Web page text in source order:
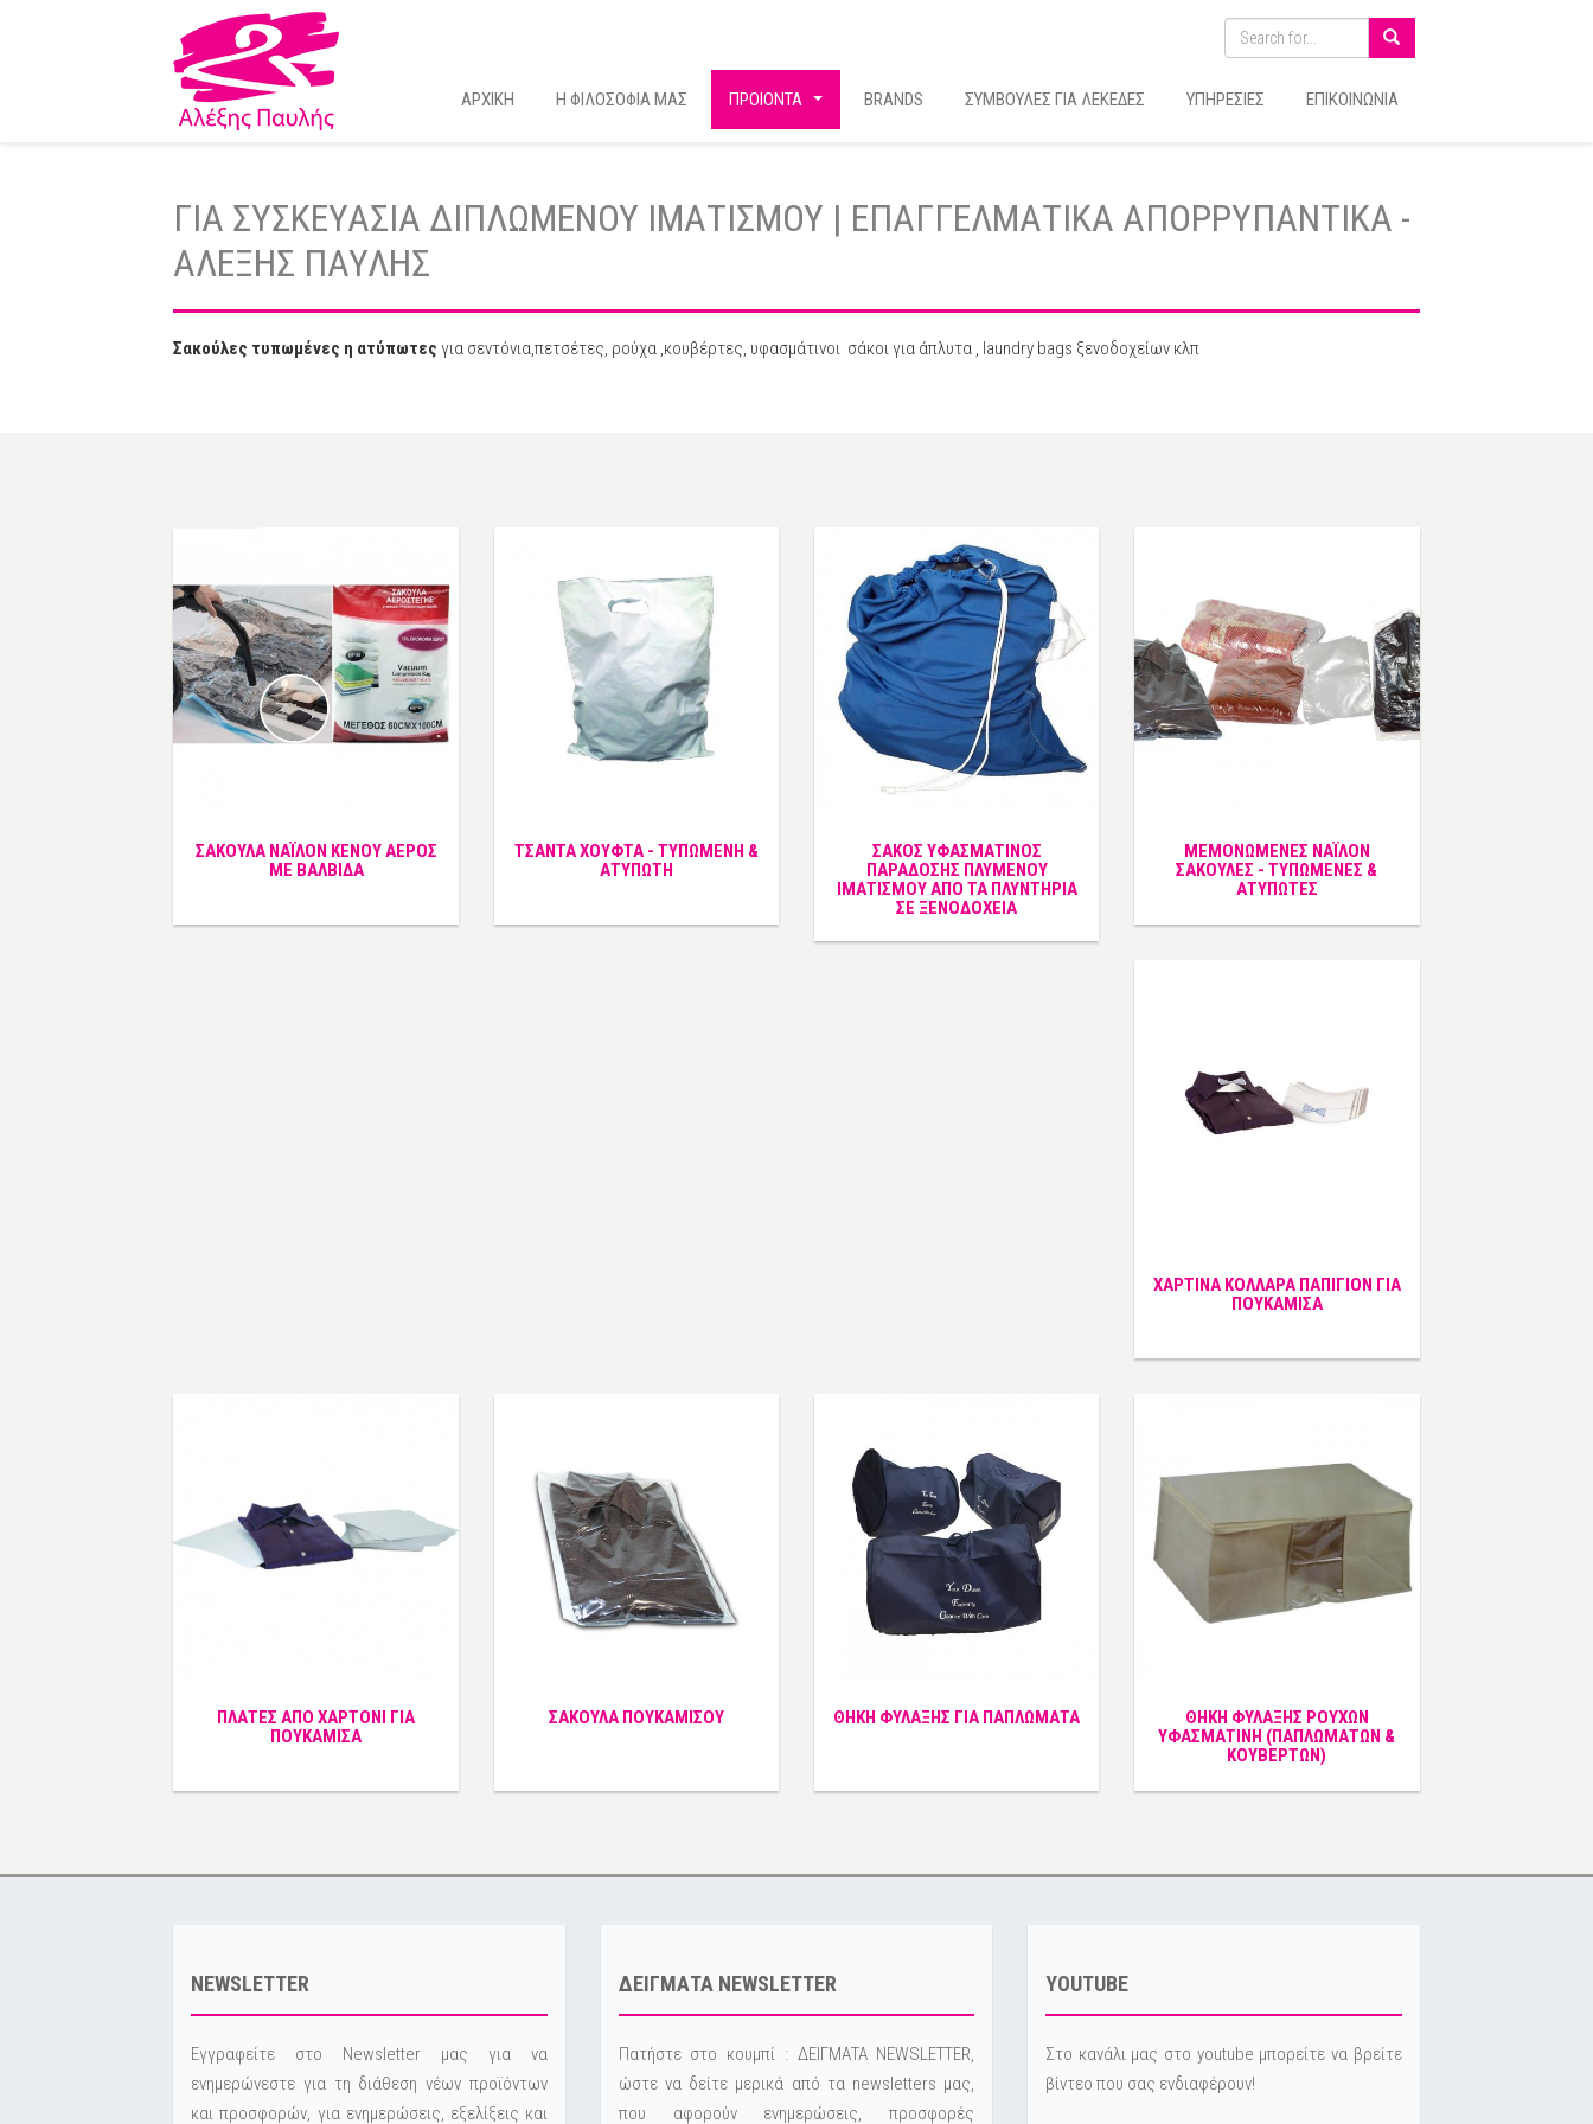
ΓΙΑ ΣΥΣΚΕΥΑΣΙΑ ΔΙΠΛΩΜΕΝΟΥ ΙΜΑΤΙΣΜΟΥ | ΕΠΑΓΓΕΛΜΑΤΙΚΑ ΑΠΟΡΡΥΠΑΝΤΙΚΑ -
ΑΛΕΞΗΣ ΠΑΥΛΗΣ
Σακούλες τυπωμένες η ατύπωτες για σεντόνια,πετσέτες, ρούχα ,κουβέρτες, υφασμάτινοι σάκοι για άπλυτα , laundry bags ξενοδοχείων κλπ
ΣΑΚΟΥΛΑ ΝΑΪΛΟΝ ΚΕΝΟΥ ΑΕΡΟΣ
ΜΕ ΒΑΛΒΙΔΑ
ΤΣΑΝΤΑ ΧΟΥΦΤΑ - ΤΥΠΩΜΕΝΗ &
ΑΤΥΠΩΤΗ
ΣΑΚΟΣ ΥΦΑΣΜΑΤΙΝΟΣ
ΠΑΡΑΔΟΣΗΣ ΠΛΥΜΕΝΟΥ
ΙΜΑΤΙΣΜΟΥ ΑΠΟ ΤΑ ΠΛΥΝΤΗΡΙΑ
ΣΕ ΞΕΝΟΔΟΧΕΙΑ
ΜΕΜΟΝΩΜΕΝΕΣ ΝΑΪΛΟΝ
ΣΑΚΟΥΛΕΣ - ΤΥΠΩΜΕΝΕΣ &
ΑΤΥΠΩΤΕΣ
ΧΑΡΤΙΝΑ ΚΟΛΛΑΡΑ ΠΑΠΙΓΙΟΝ ΓΙΑ
ΠΟΥΚΑΜΙΣΑ
ΠΛΑΤΕΣ ΑΠΟ ΧΑΡΤΟΝΙ ΓΙΑ
ΠΟΥΚΑΜΙΣΑ
ΣΑΚΟΥΛΑ ΠΟΥΚΑΜΙΣΟΥ ΘΗΚΗ ΦΥΛΑΞΗΣ ΓΙΑ ΠΑΠΛΩΜΑΤΑ
ΘΗΚΗ ΦΥΛΑΞΗΣ ΡΟΥΧΩΝ
ΥΦΑΣΜΑΤΙΝΗ (ΠΑΠΛΩΜΑΤΩΝ &
ΚΟΥΒΕΡΤΩΝ)
ΑΡΧΙΚΗ Η ΦΙΛΟΣΟΦΙΑ ΜΑΣ ΠΡΟΙΟΝΤΑ BRANDS ΣΥΜΒΟΥΛΕΣ ΓΙΑ ΛΕΚΕΔΕΣ ΥΠΗΡΕΣΙΕΣ ΕΠΙΚΟΙΝΩΝΙΑ
NEWSLETTER
Εγγραφείτε στο Newsletter μας για να
ενημερώνεστε για τη διάθεση νέων προϊόντων
και προσφορών, για ενημερώσεις, εξελίξεις και
ΔΕΙΓΜΑΤΑ NEWSLETTER
Πατήστε στο κουμπί : ΔΕΙΓΜΑΤΑ NEWSLETTER,
ώστε να δείτε μερικά από τα newsletters μας,
που αφορούν ενημερώσεις, προσφορές
YOUTUBE
Στο κανάλι μας στο youtube μπορείτε να βρείτε
βίντεο που σας ενδιαφέρουν!